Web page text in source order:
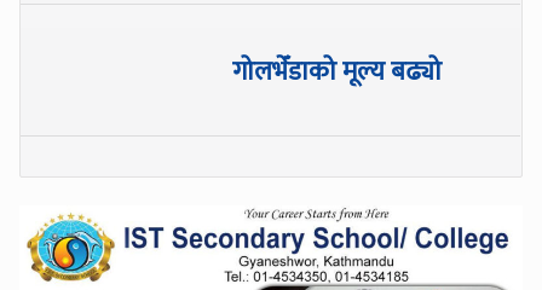
गोलभेँडाको मूल्य बढ्यो